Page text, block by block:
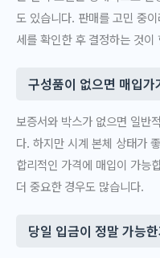
도 있습니다. 판매를 고민 중
세를 확인한 후 결정하는 것이
구성품이 없으면 매입
보증서와 박스가 없으면 일반
다. 하지만 시계 본체 상태가
합리적인 가격에 매입이 가능
더 중요한 경우도 많습니다.
당일 입금이 정말 가능